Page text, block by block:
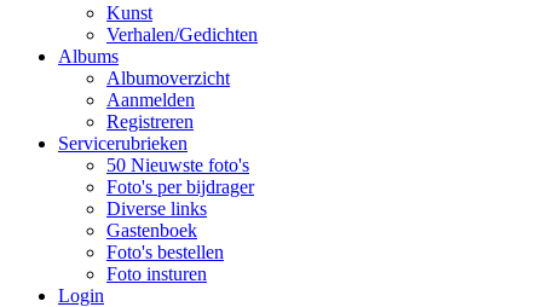
Kunst
Verhalen/Gedichten
Albums
Albumoverzicht
Aanmelden
Registreren
Servicerubrieken
50 Nieuwste foto's
Foto's per bijdrager
Diverse links
Gastenboek
Foto's bestellen
Foto insturen
Login